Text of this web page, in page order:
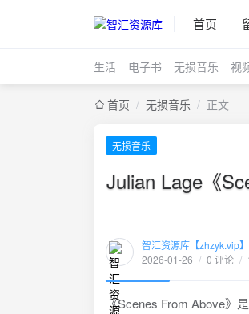
首页
生活 电子书 无损音乐 视
首页 / 无损音乐 / 正文
无损音乐
Julian Lage《
智汇资源库【zhzyk.vip】
2026-01-26 / 0 评论 /
《Scenes From Above》